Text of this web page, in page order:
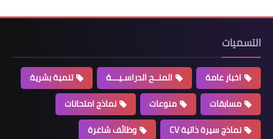
التسميات
اخبار عامة المنــح الدراسـيـــة
تنمية بشرية
مسابقات
منوعات
نماذج امتحانات
نماذج سيرة ذاتية CV
وظائف شاغرة